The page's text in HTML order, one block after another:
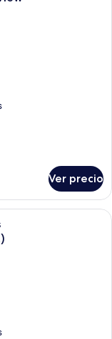
Ver precio